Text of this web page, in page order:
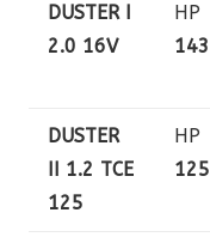
DUSTER I
2.0 16V
HP
143
DUSTER
II 1.2 TCE
125
HP
125